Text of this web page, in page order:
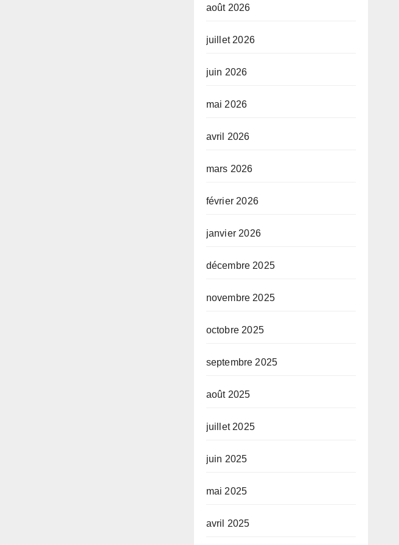
août 2026
juillet 2026
juin 2026
mai 2026
avril 2026
mars 2026
février 2026
janvier 2026
décembre 2025
novembre 2025
octobre 2025
septembre 2025
août 2025
juillet 2025
juin 2025
mai 2025
avril 2025